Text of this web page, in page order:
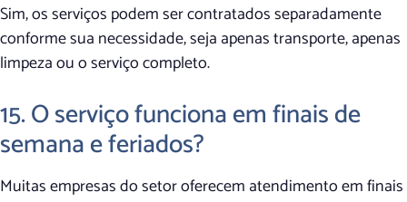
Sim, os serviços podem ser contratados separadamente
conforme sua necessidade, seja apenas transporte, apenas
limpeza ou o serviço completo.
15. O serviço funciona em finais de
semana e feriados?
Muitas empresas do setor oferecem atendimento em finais